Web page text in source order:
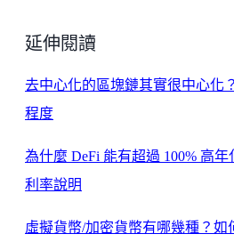
延伸閱讀
去中心化的區塊鏈其實很中心化
程度
為什麼 DeFi 能有超過 100% 高
利率說明
虛擬貨幣/加密貨幣有哪幾種？